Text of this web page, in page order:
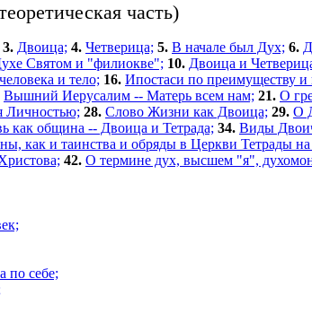
часть)
3. Двоица; 4. Четверица; 5. В начале был Дух; 6.
Святом и "филиокве"; 10. Двоица и
и тело; 16. Ипостаси по преимуществу
Вышний Иерусалим -- Матерь всем нам; 21. О
Личностью; 28. Слово Жизни как Двоица; 29. О
как община -- Двоица и Тетрада; 34. Виды
как и таинства и обряды в Церкви Тетрады на
42. О термине дух, высшем "я",
по себе;